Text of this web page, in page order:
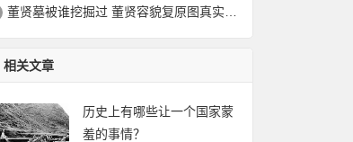
董贤墓被谁挖掘过 董贤容貌复原图真实外貌|野史秘闻
相关文章
历史上有哪些让一个国家蒙
羞的事情？